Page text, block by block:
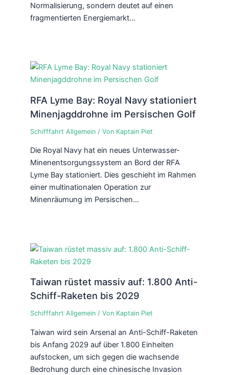
Normalisierung, sondern deutet auf einen
fragmentierten Energiemarkt…
RFA Lyme Bay: Royal Navy stationiert
Minenjagddrohne im Persischen Golf
Schifffahrt Allgemein/ Von Kaptain Piet
Die Royal Navy hat ein neues Unterwasser-
Minenentsorgungssystem an Bord der RFA
Lyme Bay stationiert. Dies geschieht im Rahmen
einer multinationalen Operation zur
Minenräumung im Persischen…
Taiwan rüstet massiv auf: 1.800 Anti-
Schiff-Raketen bis 2029
Schifffahrt Allgemein/ Von Kaptain Piet
Taiwan wird sein Arsenal an Anti-Schiff-Raketen
bis Anfang 2029 auf über 1.800 Einheiten
aufstocken, um sich gegen die wachsende
Bedrohung durch eine chinesische Invasion